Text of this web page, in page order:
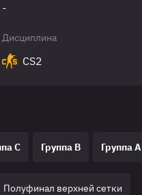
-
Дисциплина
CS2
C Группа B Группа A
Полуфинал верхней сетки